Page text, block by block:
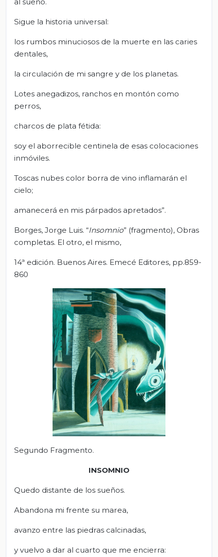
Sigue la historia universal:
los rumbos minuciosos de la muerte en las caries
dentales,
la circulación de mi sangre y de los planetas.
Lotes anegadizos, ranchos en montón como
perros,
charcos de plata fétida:
soy el aborrecible centinela de esas colocaciones
inmóviles.
Toscas nubes color borra de vino inflamarán el
cielo;
amanecerá en mis párpados apretados”.
Borges, Jorge Luis. “Insomnio” (fragmento), Obras
completas. El otro, el mismo,
14ª edición. Buenos Aires. Emecé Editores, pp.859-
860
Segundo Fragmento.
INSOMNIO
Quedo distante de los sueños.
Abandona mi frente su marea,
avanzo entre las piedras calcinadas,
y vuelvo a dar al cuarto que me encierra: